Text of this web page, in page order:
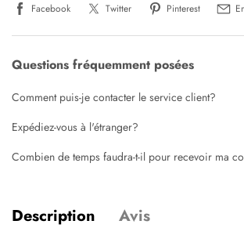
Facebook Twitter Pinterest
Questions fréquemment posées
Comment puis-je contacter le service client?
Expédiez-vous à l'étranger?
Combien de temps faudra-t-il pour recevoir ma
Description Avis